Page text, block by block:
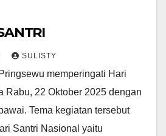
SULISTY
memperingati Hari
Rabu, 22 Oktober 2025 dengan
Tema kegiatan tersebut
Santri Nasional yaitu